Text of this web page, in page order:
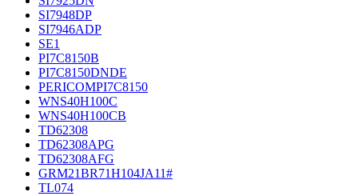
SI7948DP
SI7946ADP
SE1
PI7C8150B
PI7C8150DNDE
PERICOMPI7C8150
WNS40H100C
WNS40H100CB
TD62308
TD62308APG
TD62308AFG
GRM21BR71H104JA11#
TL074